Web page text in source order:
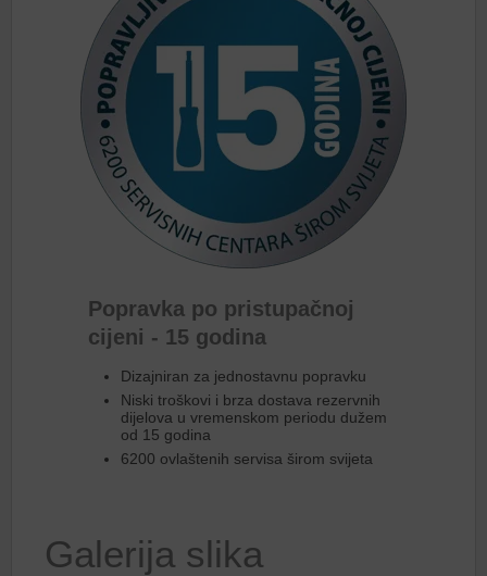
Popravka po pristupačnoj
cijeni - 15 godina
Dizajniran za jednostavnu popravku
Niski troškovi i brza dostava rezervnih
dijelova u vremenskom periodu dužem
od 15 godina
6200 ovlaštenih servisa širom svijeta
Galerija slika